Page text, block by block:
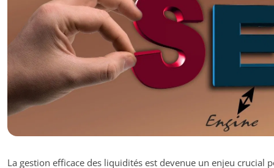
La gestion efficace des liquidités est devenue un enjeu crucial